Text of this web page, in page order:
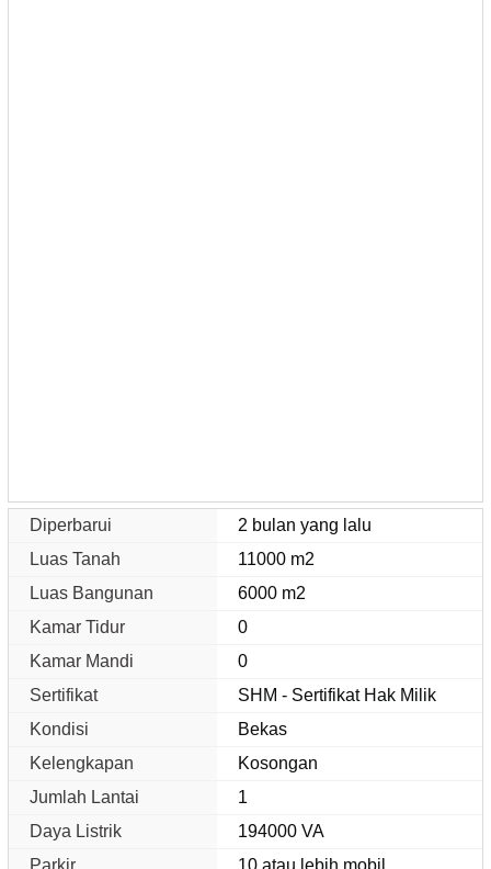
Diperbarui
2 bulan yang lalu
Luas Tanah
11000 m2
Luas Bangunan
6000 m2
Kamar Tidur
0
Kamar Mandi
0
Sertifikat
SHM - Sertifikat Hak Milik
Kondisi
Bekas
Kelengkapan
Kosongan
Jumlah Lantai
1
Daya Listrik
194000 VA
Parkir
10 atau lebih mobil